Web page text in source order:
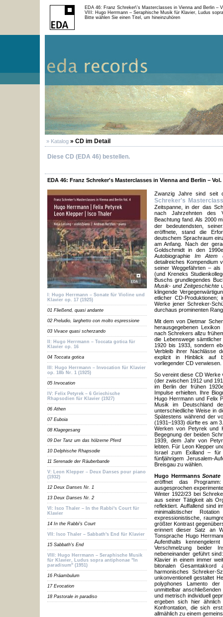
EDA 46: Franz Schreker\'s Masterclasses in Vienna and Berlin –
VIII: Hugo Herrmann – Seraphische Musik für Klavier, Ludus
Bitte wählen Sie einen Titel, um hineinzuhören
» Katalog » CD im Detail
Diese CD (EDA 46) bestellen.
EDA 46: Franz Schreker's Masterclasses in Vienna and Berlin – Vol.
I: Hugo Herrmann – Sonate für Violine und
Klavier op. 17 (1925)
01 Fließend, quasi andante
02 Preludio, larghetto con molto espressione
03 Vivace quasi scherzando
II: Hugo Herrmann – Toccata gotica für
Klavier op. 16
04 Toccata gotica
III: Hugo Herrmann – Invocation für Klavier
op. 18b Nr. 1 (1925)
05 Invocation
IV: Felix Petyrek – 6 Griechische
Rhapsodien für Klavier (1927)
06 Athen
07 Euboia
08 Klagegesang
09 Der Tanz um das hölzerne Pferd
10 Delphische Rhapsodie
11 Serenade der Räuberbande
V: Leon Klepper – Deux Danses pour piano
(1932)
12 Deux Danses Nr. 1
13 Deux Danses Nr. 2
VI: Isco Thaler – In the Rabbi's Court für
Klavier
14 In the Rabbi's Court
VII: Isco Thaler – Sabbath's End für Klavier
15 Sabbath's End
VIII: Hugo Herrmann – Seraphische Musik
für Klavier, Ludus sopra antiphonae "In
paradisum" (1951)
16 Präambulum
17 Evocation
18 Pastorale in paradiso
Zwanzig Jahre sind seit
Schreker's
Zeitspanne, in der das
nach Jahrzehnten des
Beachtung fand. Als 2000
der bedeutendsten,
eröffnete, stand die
deutschem Sprachraum
am Anfang. Nach der
Goldschmidt in den
AutobiographieIm Atem
detailreiches Kompendium
seiner Weggefährten –
(und Kreneks
Buschs grundlegendes
Musik- und Zeitgeschichte
klingende
etlicher CD-
Werke jener Schreker-
durchaus prominenten
Mit dem von Dietmar
herausgegebenen Lexikon
nach Schrekers allzu
die Lebenswege
1920 bis 1933, sondern
Verbleib ihrer Nachlässe
explizit in Hinblick auf
vorliegender CD verwiesen.
So vereint diese CD Werke
(der zwischen 1912 und
im Berlin der frühen
Impulse erhielten. Ihre
Hugo Herrmann und Felix
Musik im Deutschland
unterschiedliche Weise in
Spätestens während der
(1931–1933) dürfte es am
Werken von Petyrek und
Begegnung der beiden
1939, dem Jahr von
lebten. Für Leon Klepper
Israel zum Exilland –
fünfjährigem Jerusalem-
Breisgau zu wählen.
Hugo Herrmanns
eröffnet das
ausgesprochen
Winter 1922/23 bei
aus seiner Tätigkeit als
reflektiert. Auffallend sind
minimalistischer
expressionistische,
größter Kontrast
erinnert dieser Satz an
Tonsprache Hugo
Aufenthalts
Verschmelzung beider
nebeneinander geführt
Klavier in einem immer
bitonalen
harmonisches Schreker-
unkonventionell gestaltet
polyphones Lamento
unmittelbar
und metrisch individuell
ergeben sich hier
Konfrontation, die sich
allmählich zu einem